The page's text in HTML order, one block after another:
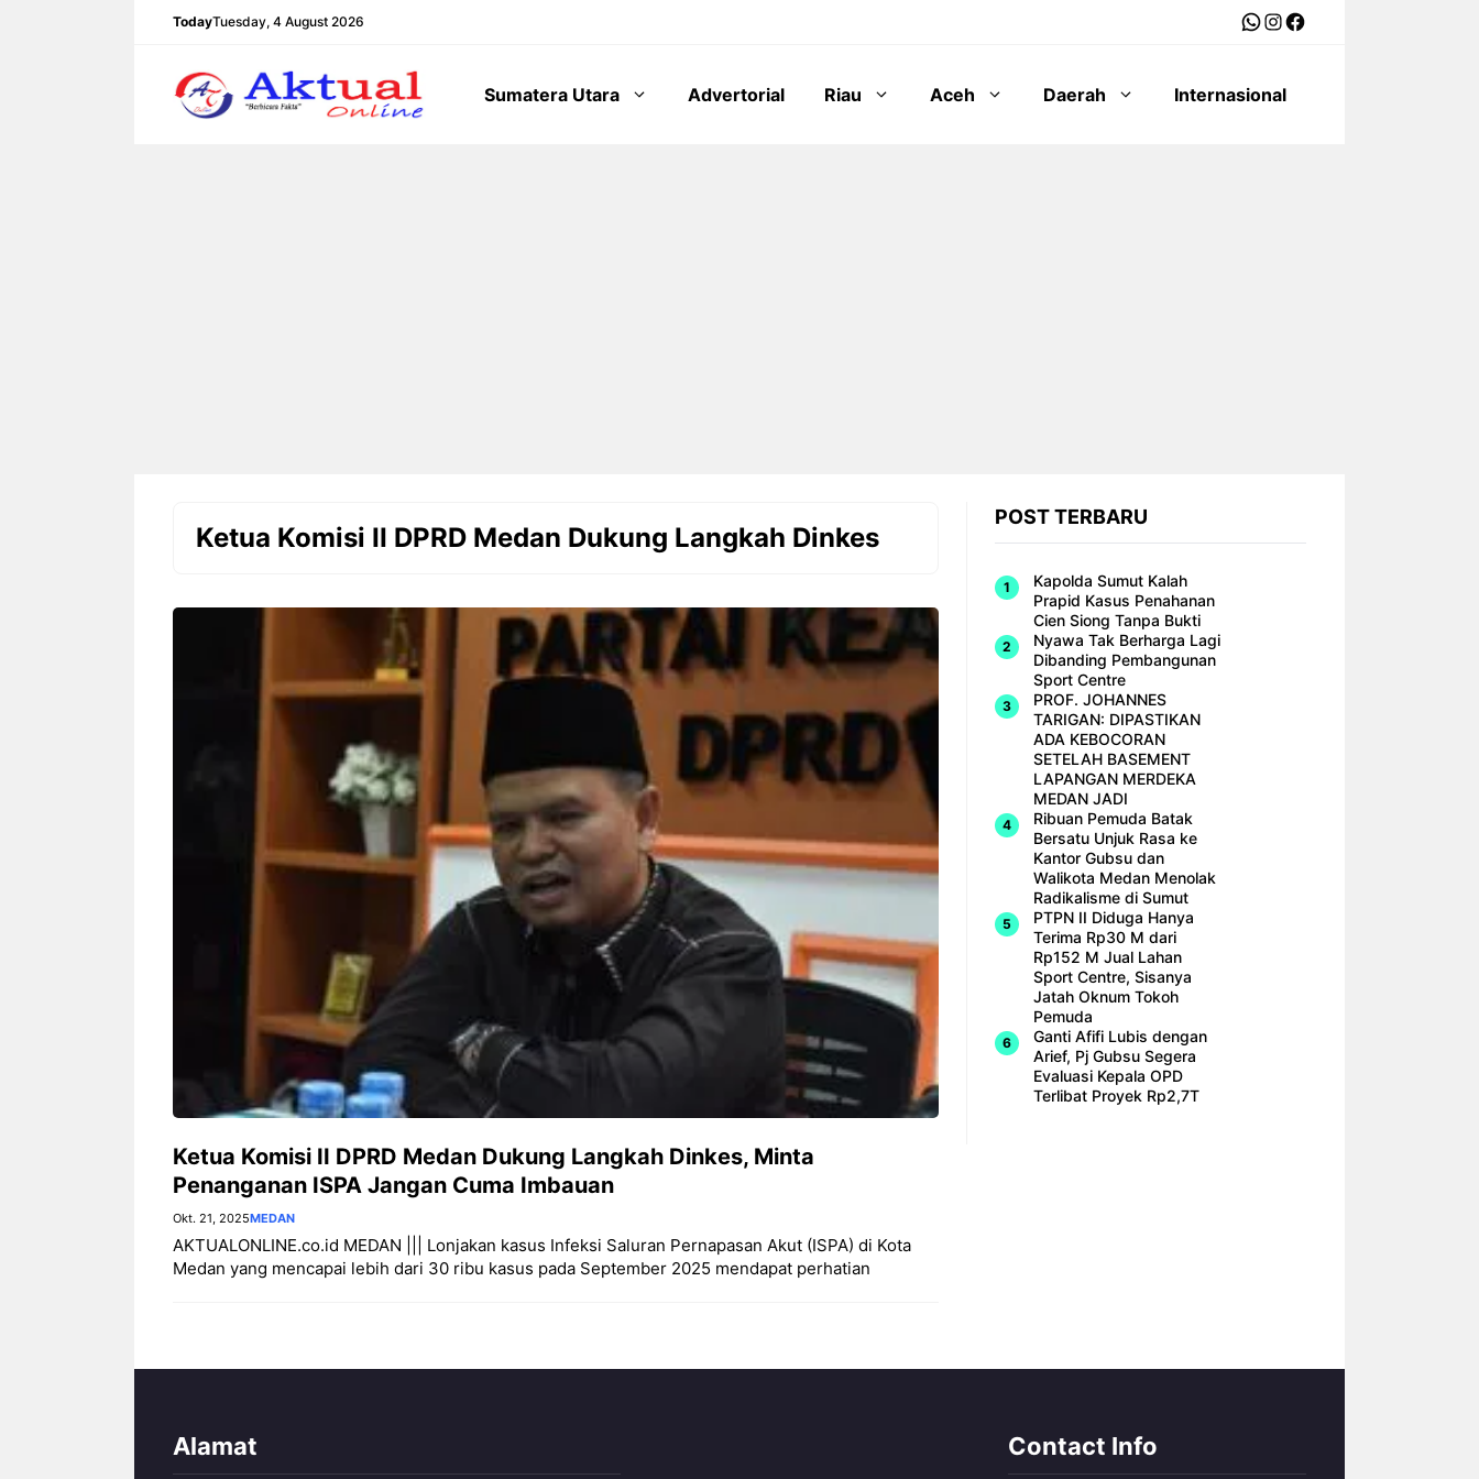
TodayTuesday, 4 August 2026 WhatsApp
Instagram
Facebook
Sumatera Utara Advertorial Riau Aceh Daerah Internasional
Ketua Komisi II DPRD Medan Dukung Langkah Dinkes
Ketua Komisi II DPRD Medan Dukung Langkah Dinkes, Minta
Penanganan ISPA Jangan Cuma Imbauan
Okt. 21, 2025MEDAN
AKTUALONLINE.co.id MEDAN ||| Lonjakan kasus Infeksi Saluran Pernapasan Akut (ISPA) di Kota
Medan yang mencapai lebih dari 30 ribu kasus pada September 2025 mendapat perhatian
POST TERBARU
Kapolda Sumut Kalah
Prapid Kasus Penahanan
Cien Siong Tanpa Bukti
Nyawa Tak Berharga Lagi
Dibanding Pembangunan
Sport Centre
PROF. JOHANNES
TARIGAN: DIPASTIKAN
ADA KEBOCORAN
SETELAH BASEMENT
LAPANGAN MERDEKA
MEDAN JADI
Ribuan Pemuda Batak
Bersatu Unjuk Rasa ke
Kantor Gubsu dan
Walikota Medan Menolak
Radikalisme di Sumut
PTPN II Diduga Hanya
Terima Rp30 M dari
Rp152 M Jual Lahan
Sport Centre, Sisanya
Jatah Oknum Tokoh
Pemuda
Ganti Afifi Lubis dengan
Arief, Pj Gubsu Segera
Evaluasi Kepala OPD
Terlibat Proyek Rp2,7T
Alamat Contact Info